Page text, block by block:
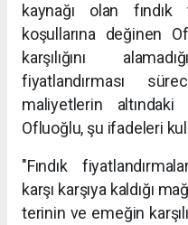
kaynağı olan
koşullarına değinen
karşılığını
fiyatlandırması
maliyetlerin
Ofluoğlu, şu ifadeleri
"Fındık
karşı karşıya kaldığı
terinin ve emeğin